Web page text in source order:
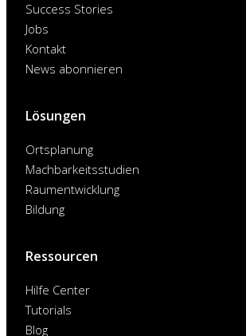
Success Stories
Jobs
Kontakt
News abonnieren
Lösungen
Ortsplanung
Machbarkeitsstudien
Raumentwicklung
Bildung
Ressourcen
Hilfe Center
Tutorials
Blog